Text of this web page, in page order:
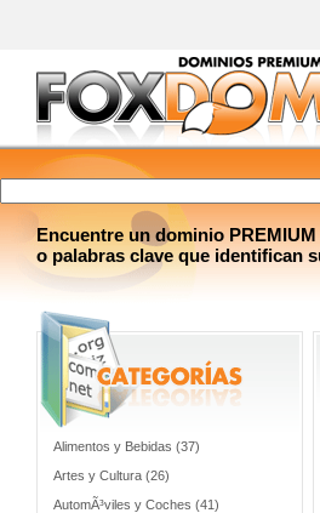
Encuentre un dominio
o palabras clave que identifican
Alimentos y Bebidas (37)
Artes y Cultura (26)
AutomÃ³viles y Coches (41)